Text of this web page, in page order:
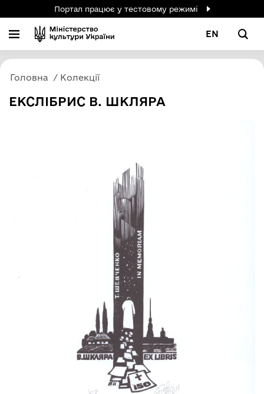
Портал працює у тестовому режимі
EN
Головна Колекції
ЕКСЛІБРИС В. ШКЛЯРА